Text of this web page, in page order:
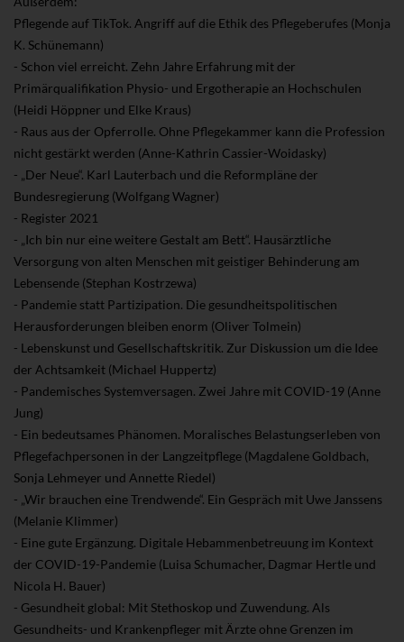
Pflegende auf TikTok. Angriff auf die Ethik des Pflegeberufes (Monja
K. Schünemann)
- Schon viel erreicht. Zehn Jahre Erfahrung mit der
Primärqualifikation Physio- und Ergotherapie an Hochschulen
(Heidi Höppner und Elke Kraus)
- Raus aus der Opferrolle. Ohne Pflegekammer kann die Profession
nicht gestärkt werden (Anne-Kathrin Cassier-Woidasky)
- „Der Neue“. Karl Lauterbach und die Reformpläne der
Bundesregierung (Wolfgang Wagner)
- Register 2021
- „Ich bin nur eine weitere Gestalt am Bett“. Hausärztliche
Versorgung von alten Menschen mit geistiger Behinderung am
Lebensende (Stephan Kostrzewa)
- Pandemie statt Partizipation. Die gesundheitspolitischen
Herausforderungen bleiben enorm (Oliver Tolmein)
- Lebenskunst und Gesellschaftskritik. Zur Diskussion um die Idee
der Achtsamkeit (Michael Huppertz)
- Pandemisches Systemversagen. Zwei Jahre mit COVID-19 (Anne
Jung)
- Ein bedeutsames Phänomen. Moralisches Belastungserleben von
Pflegefachpersonen in der Langzeitpflege (Magdalene Goldbach,
Sonja Lehmeyer und Annette Riedel)
- „Wir brauchen eine Trendwende“. Ein Gespräch mit Uwe Janssens
(Melanie Klimmer)
- Eine gute Ergänzung. Digitale Hebammenbetreuung im Kontext
der COVID-19-Pandemie (Luisa Schumacher, Dagmar Hertle und
Nicola H. Bauer)
- Gesundheit global: Mit Stethoskop und Zuwendung. Als
Gesundheits- und Krankenpfleger mit Ärzte ohne Grenzen im